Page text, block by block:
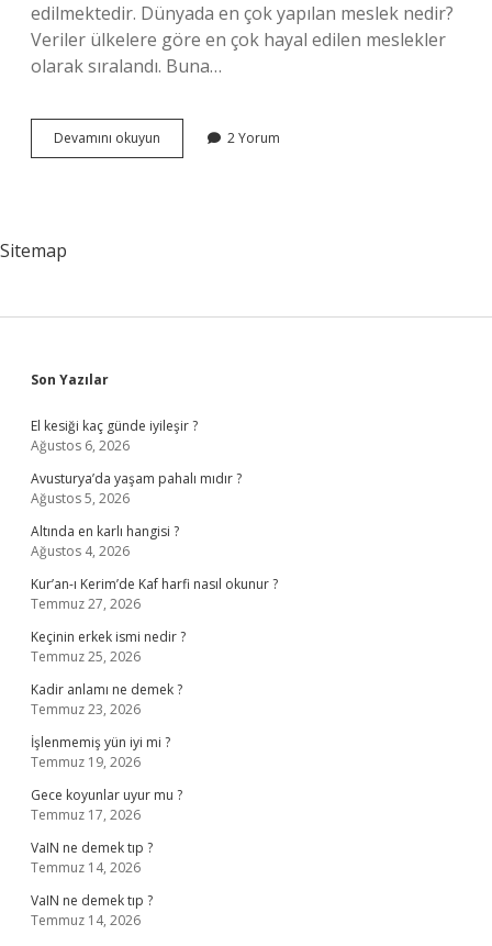
edilmektedir. Dünyada en çok yapılan meslek nedir?
Veriler ülkelere göre en çok hayal edilen meslekler
olarak sıralandı. Buna…
Devamını okuyun Dünyayı
Gezmek
2 Yorum
Sitemap
Sidebar
Son Yazılar
El kesiği kaç günde iyileşir ?
Ağustos 6, 2026
Avusturya’da yaşam pahalı mıdır ?
Ağustos 5, 2026
Altında en karlı hangisi ?
Ağustos 4, 2026
Kur’an-ı Kerim’de Kaf harfi nasıl okunur ?
Temmuz 27, 2026
Keçinin erkek ismi nedir ?
Temmuz 25, 2026
Kadir anlamı ne demek ?
Temmuz 23, 2026
İşlenmemiş yün iyi mi ?
Temmuz 19, 2026
Gece koyunlar uyur mu ?
Temmuz 17, 2026
VaIN ne demek tıp ?
Temmuz 14, 2026
VaIN ne demek tıp ?
Temmuz 14, 2026